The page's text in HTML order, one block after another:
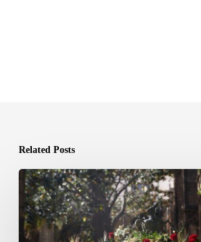
Related Posts
Barcelona
Cathedral
Opens
Its